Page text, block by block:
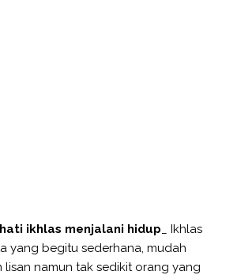
ikhlas menjalani hidup _ Ikhlas
yang begitu sederhana, mudah
namun tak sedikit orang yang